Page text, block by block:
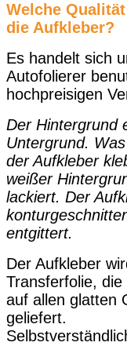
Welche
die Aufkleber?
Es handelt sich
Autofolierer
hochpreisigen
Der Hintergrund
Untergrund.
der Aufkleber
weißer
lackiert. Der
entgittert.
Der Aufkleber
Transferfolie,
auf allen glatten
geliefert.